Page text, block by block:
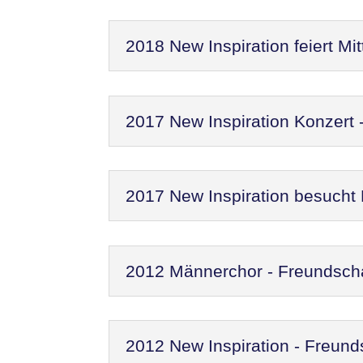
2018 New Inspiration feiert
2017 New Inspiration Konzert
2017 New Inspiration
2012 Männerchor -
2012 New Inspiration -